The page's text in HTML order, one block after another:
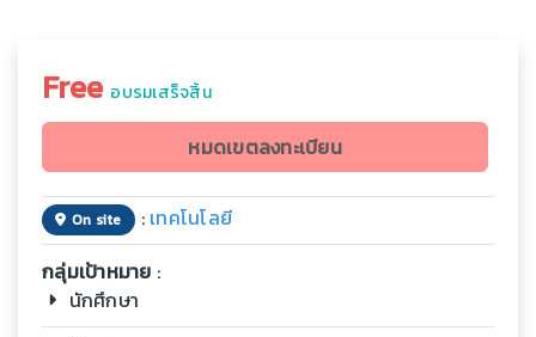
Free อบรมเสร็จสิ้น
หมดเขตลงทะเบียน
On site : เทคโนโลยี
กลุ่มเป้าหมาย :
นักศึกษา